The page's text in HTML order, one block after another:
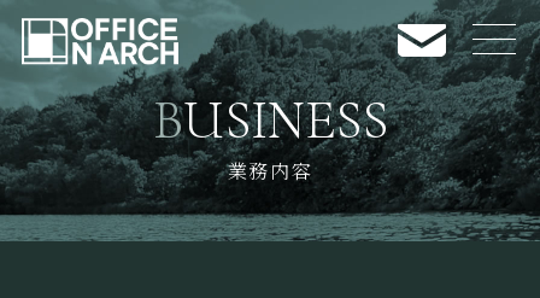
NEWS お知らせ
CASE 施工事例
BUSINESS
業務内容